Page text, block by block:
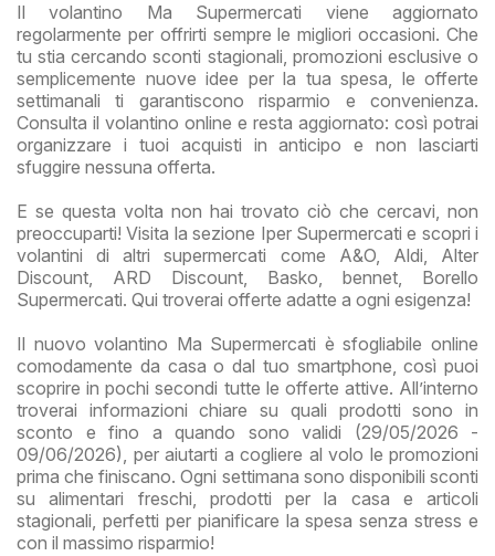
Il volantino Ma Supermercati viene aggiornato
regolarmente per offrirti sempre le migliori occasioni. Che
tu stia cercando sconti stagionali, promozioni esclusive o
semplicemente nuove idee per la tua spesa, le offerte
settimanali ti garantiscono risparmio e convenienza.
Consulta il volantino online e resta aggiornato: così potrai
organizzare i tuoi acquisti in anticipo e non lasciarti
sfuggire nessuna offerta.
E se questa volta non hai trovato ciò che cercavi, non
preoccuparti! Visita la sezione Iper Supermercati e scopri i
volantini di altri supermercati come A&O, Aldi, Alter
Discount, ARD Discount, Basko, bennet, Borello
Supermercati. Qui troverai offerte adatte a ogni esigenza!
Il nuovo volantino Ma Supermercati è sfogliabile online
comodamente da casa o dal tuo smartphone, così puoi
scoprire in pochi secondi tutte le offerte attive. All’interno
troverai informazioni chiare su quali prodotti sono in
sconto e fino a quando sono validi (29/05/2026 -
09/06/2026), per aiutarti a cogliere al volo le promozioni
prima che finiscano. Ogni settimana sono disponibili sconti
su alimentari freschi, prodotti per la casa e articoli
stagionali, perfetti per pianificare la spesa senza stress e
con il massimo risparmio!